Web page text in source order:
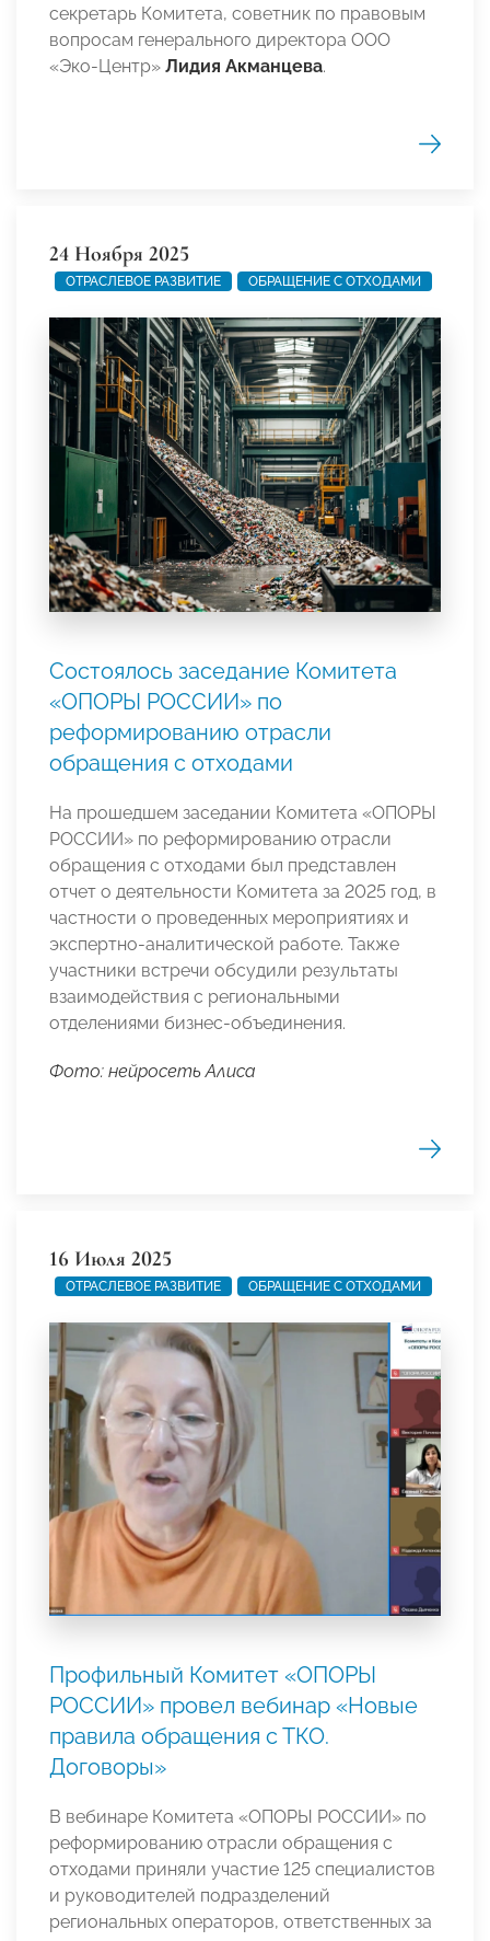
секретарь Комитета, советник по правовым
вопросам генерального директора ООО
«Эко-Центр» Лидия Акманцева.
24 Ноября 2025
ОТРАСЛЕВОЕ РАЗВИТИЕ ОБРАЩЕНИЕ С ОТХОДАМИ
Состоялось заседание Комитета
«ОПОРЫ РОССИИ» по
реформированию отрасли
обращения с отходами
На прошедшем заседании Комитета «ОПОРЫ
РОССИИ» по реформированию отрасли
обращения с отходами был представлен
отчет о деятельности Комитета за 2025 год, в
частности о проведенных мероприятиях и
экспертно-аналитической работе. Также
участники встречи обсудили результаты
взаимодействия с региональными
отделениями бизнес-объединения.
Фото: нейросеть Алиса
16 Июля 2025
ОТРАСЛЕВОЕ РАЗВИТИЕ ОБРАЩЕНИЕ С ОТХОДАМИ
Профильный Комитет «ОПОРЫ
РОССИИ» провел вебинар «Новые
правила обращения с ТКО.
Договоры»
В вебинаре Комитета «ОПОРЫ РОССИИ» по
реформированию отрасли обращения с
отходами приняли участие 125 специалистов
и руководителей подразделений
региональных операторов, ответственных за